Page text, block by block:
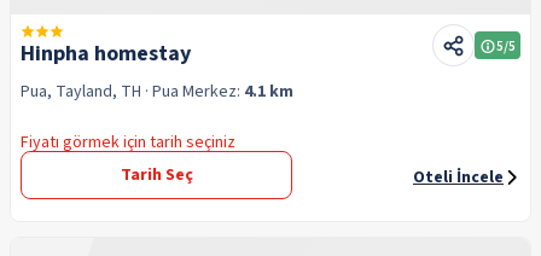
Hinpha homestay 5/5
Pua, Tayland, TH · Pua Merkez: 4.1 km
Fiyatı görmek için tarih seçiniz
Tarih Seç
Oteli İncele